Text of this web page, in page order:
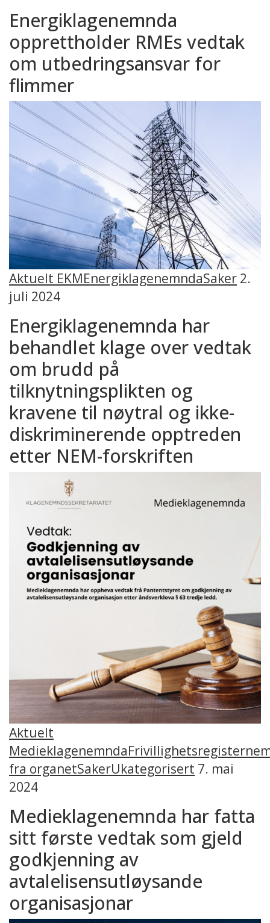
Energiklagenemnda
opprettholder RMEs vedtak
om utbedringsansvar for
flimmer
Aktuelt EKMEnergiklagenemndaSaker 2.
juli 2024
Energiklagenemnda har
behandlet klage over vedtak
om brudd på
tilknytningsplikten og
kravene til nøytral og ikke-
diskriminerende opptreden
etter NEM-forskriften
Aktuelt
Medieklagenemnda
fra organetSakerUkategorisert 7. mai
2024
Medieklagenemnda har fatta
sitt første vedtak som gjeld
godkjenning av
avtalelisensutløysande
organisasjonar